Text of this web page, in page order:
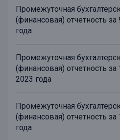
Промежуточная
(финансовая) отчетность
года
Промежуточная
(финансовая) отчетность за
2023 года
Промежуточная
(финансовая) отчетность за
года